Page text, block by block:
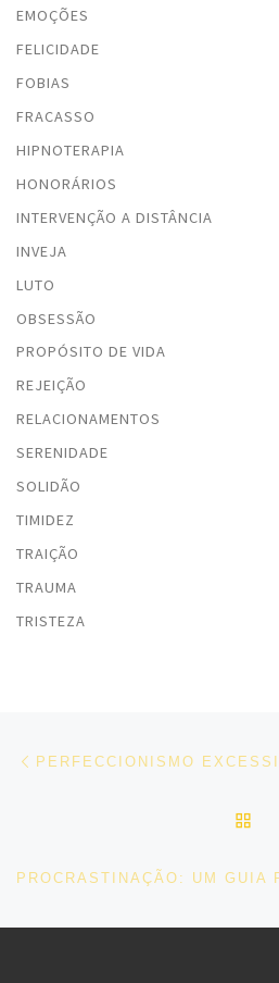
EMOÇÕES
FELICIDADE
FOBIAS
FRACASSO
HIPNOTERAPIA
HONORÁRIOS
INTERVENÇÃO A DISTÂNCIA
INVEJA
LUTO
OBSESSÃO
PROPÓSITO DE VIDA
REJEIÇÃO
RELACIONAMENTOS
SERENIDADE
SOLIDÃO
TIMIDEZ
TRAIÇÃO
TRAUMA
TRISTEZA
Post navigation